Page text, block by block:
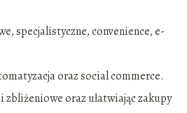
specjalistyczne, convenience, e-
oraz social commerce.
zbliżeniowe oraz ułatwiając zakupy